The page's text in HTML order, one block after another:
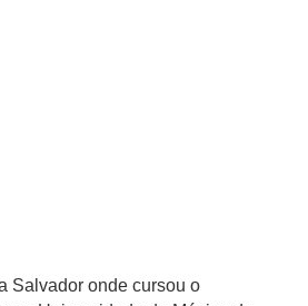
Salvador onde cursou o